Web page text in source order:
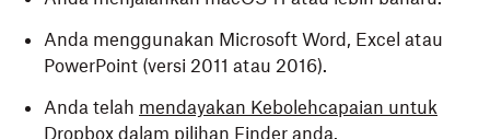
Anda menggunakan Microsoft Word, Excel atau
PowerPoint (versi 2011 atau 2016).
Anda telah mendayakan Kebolehcapaian untuk
Dropbox dalam pilihan Finder anda.